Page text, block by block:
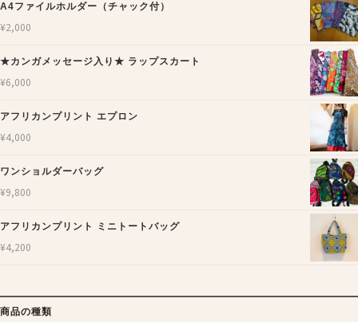
A4ファイルホルダー（チャック付）
¥2,000
★カンガメッセージ入り★ ラップスカート
¥6,000
アフリカンプリント エプロン
¥4,000
ワンショルダーバッグ
¥9,800
アフリカンプリント ミニトートバッグ
¥4,200
商品の種類